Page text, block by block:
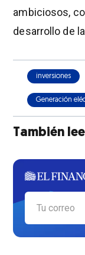
ambiciosos,
desarrollo de
inversiones
Generación
También